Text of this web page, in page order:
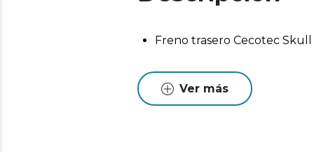
Freno trasero Cecotec
Ver más